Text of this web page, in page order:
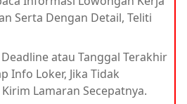
Serta Dengan Detail, Teliti
atau Tanggal Terakhir
Info Loker, Jika Tidak
Lamaran Secepatnya.